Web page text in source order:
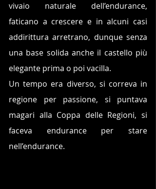
vivaio naturale dell’endurance,
faticano a crescere e in alcuni casi
addirittura arretrano, dunque senza
una base solida anche il castello più
elegante prima o poi vacilla.
Un tempo era diverso, si correva in
regione per passione, si puntava
magari alla Coppa delle Regioni, si
faceva endurance per stare
nell’endurance.